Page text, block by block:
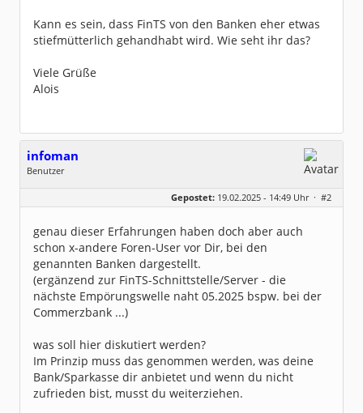
Kann es sein, dass FinTS von den Banken eher etwas
stiefmütterlich gehandhabt wird. Wie seht ihr das?
Viele Grüße
Alois
infoman
Benutzer
Dabei seit:
06 / 2008
Gepostet: 19.02.2025 - 14:49 Uhr · #2
genau dieser Erfahrungen haben doch aber auch
schon x-andere Foren-User vor Dir, bei den
genannten Banken dargestellt.
(ergänzend zur FinTS-Schnittstelle/Server - die
nächste Empörungswelle naht 05.2025 bspw. bei der
Commerzbank ...)
was soll hier diskutiert werden?
Im Prinzip muss das genommen werden, was deine
Bank/Sparkasse dir anbietet und wenn du nicht
zufrieden bist, musst du weiterziehen.